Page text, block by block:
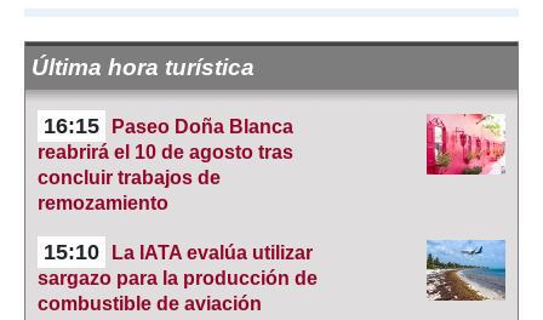
Última hora turística
16:15
Paseo Doña Blanca
reabrirá el 10 de agosto tras
concluir trabajos de
remozamiento
15:10
La IATA evalúa utilizar
sargazo para la producción de
combustible de aviación